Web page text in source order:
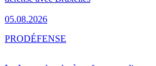
05.08.2026
PRODÉFENSE